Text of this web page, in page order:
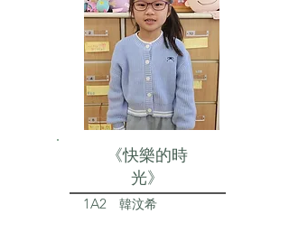
《快樂的時
光》
1A2 韓汶希